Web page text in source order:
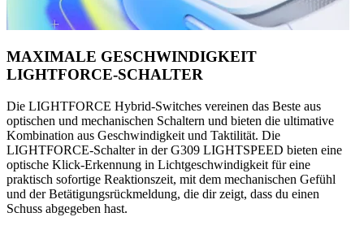
MAXIMALE GESCHWINDIGKEIT
LIGHTFORCE-SCHALTER
Die LIGHTFORCE Hybrid-Switches vereinen das Beste aus
optischen und mechanischen Schaltern und bieten die ultimative
Kombination aus Geschwindigkeit und Taktilität. Die
LIGHTFORCE-Schalter in der G309 LIGHTSPEED bieten eine
optische Klick-Erkennung in Lichtgeschwindigkeit für eine
praktisch sofortige Reaktionszeit, mit dem mechanischen Gefühl
und der Betätigungsrückmeldung, die dir zeigt, dass du einen
Schuss abgegeben hast.